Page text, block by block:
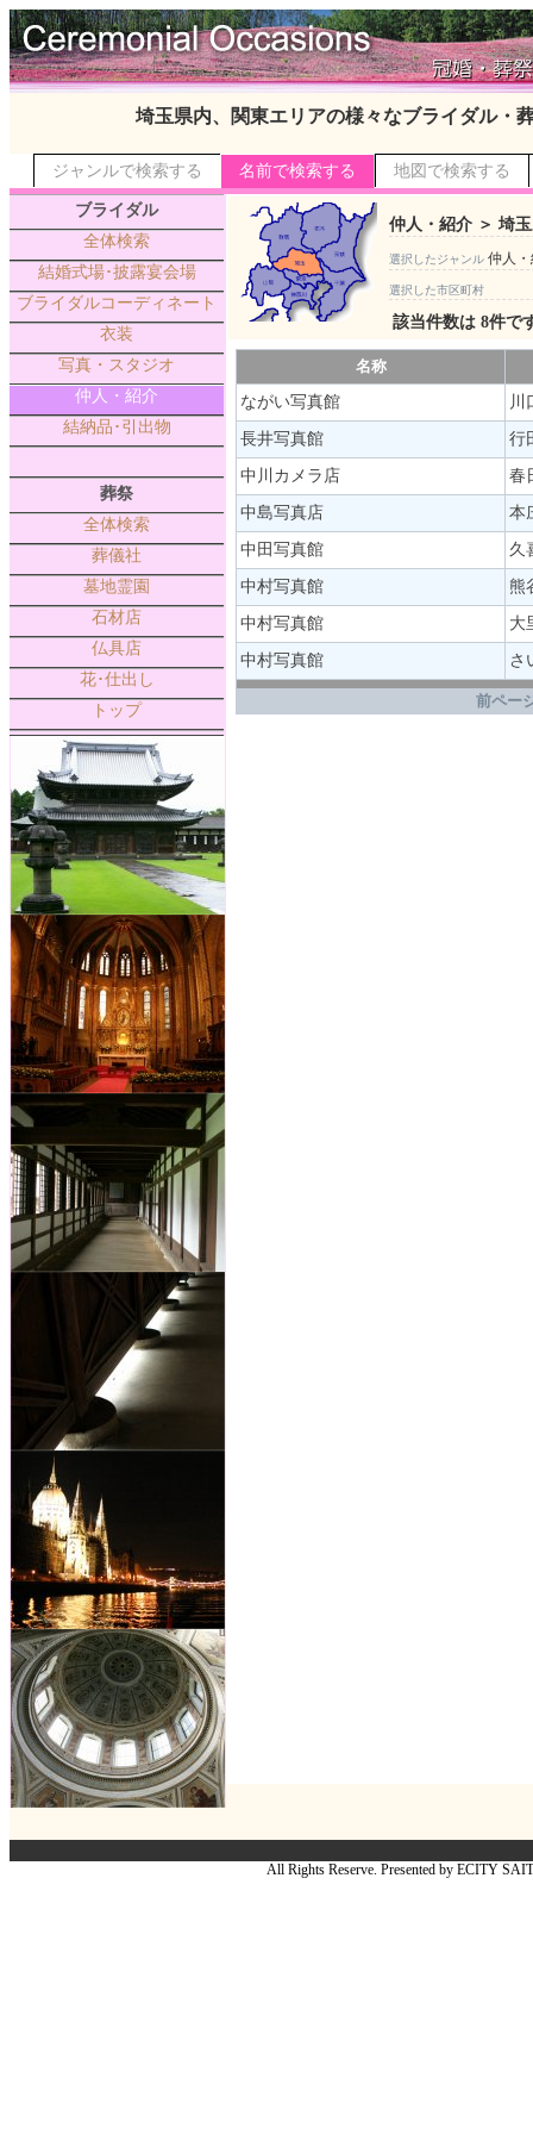
埼玉県内、関東エリアの様々なブライダル・
ジャンルで検索する 名前で検索する 地図で検索する
ブライダル
全体検索
結婚式場･披露宴会場
ブライダルコーディネート
衣装
写真・スタジオ
仲人・紹介
結納品･引出物
葬祭
全体検索
葬儀社
墓地霊園
石材店
仏具店
花･仕出し
トップ
仲人・紹介 ＞ 埼
選択したジャンル 仲人
選択した市区町村
該当件数は 8件で
名称
ながい写真館
川
長井写真館 行
中川カメラ店 春
中島写真店 本
中田写真館 久
中村写真館 熊
中村写真館 大
中村写真館 さ
前ペー
All Rights Reserve. Presented by ECITY